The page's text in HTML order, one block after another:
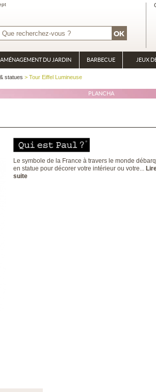
AMÉNAGEMENT DU JARDIN BARBECUE
PLANCHA
JEUX
statues > Tour Eiffel Lumineuse
Le symbole de la France à travers le monde
en statue pour décorer votre intérieur ou votre...
suite